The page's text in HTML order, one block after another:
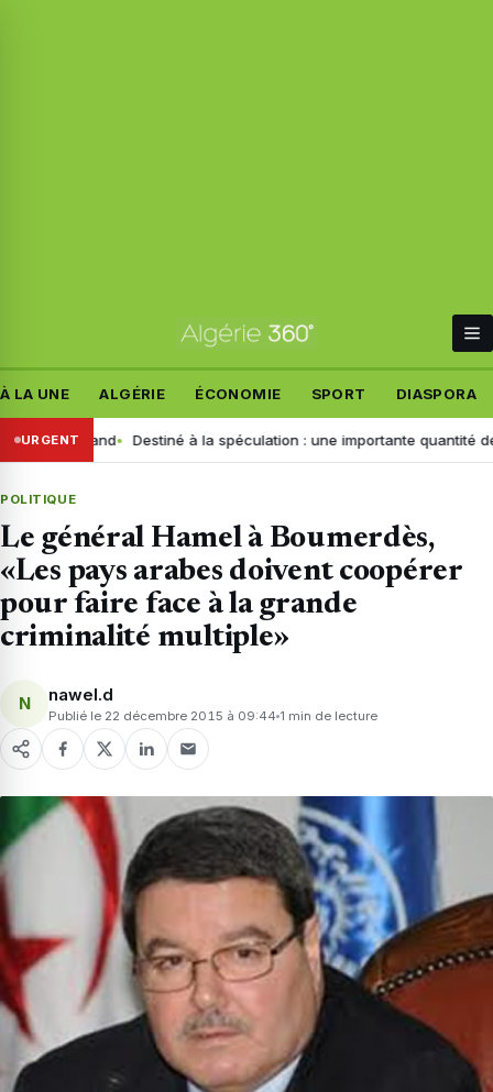
À LA UNE ALGÉRIE ÉCONOMIE SPORT DIASPORA
URGENT
allemand Destiné à la spéculation : une importante quantité de ce
POLITIQUE
Le général Hamel à Boumerdès,
«Les pays arabes doivent coopérer
pour faire face à la grande
criminalité multiple»
N nawel.d
Publié le 22 décembre 2015 à 09:44 1 min de lecture